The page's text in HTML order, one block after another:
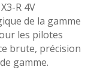
R 4V
de la gamme
les pilotes
brute, précision
gamme.